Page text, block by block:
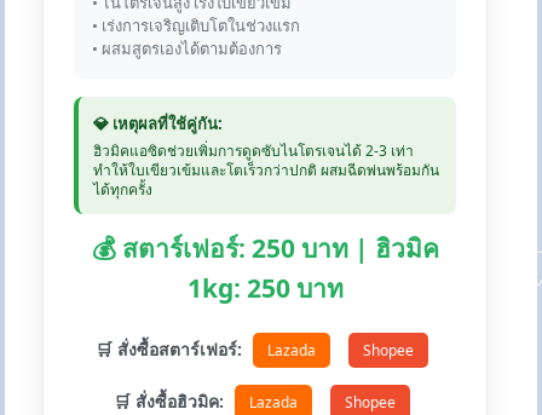
• เร่งการเจริญเติบโตในช่วงแรก
• ผสมสูตรเองได้ตามต้องการ
💎 เหตุผลที่ใช้คู่กัน:
ฮิวมิคแอซิดช่วยเพิ่มการดูดซับไนโตรเจนได้ 2-3 เท่า
ทำให้ใบเขียวเข้มและโตเร็วกว่าปกติ ผสมฉีดพ่นพร้อมกัน
ได้ทุกครั้ง
💰 สตาร์เฟอร์: 250 บาท | ฮิวมิค
1kg: 250 บาท
🛒 สั่งซื้อสตาร์เฟอร์: Lazada Shopee
🛒 สั่งซื้อฮิวมิค: Lazada Shopee